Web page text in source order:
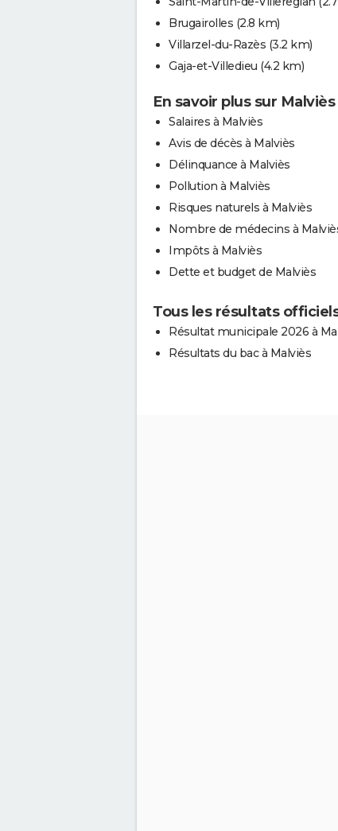
Brugairolles (2.8 km)
Villarzel-du-Razès (3.2 km)
Gaja-et-Villedieu (4.2 km)
En savoir plus sur Malviès
Salaires à Malviès
Avis de décès à Malviès
Délinquance à Malviès
Pollution à Malviès
Risques naturels à Malviès
Nombre de médecins à
Impôts à Malviès
Dette et budget de Malviès
Tous les résultats
Résultat municipale 2026 à
Résultats du bac à Malviès